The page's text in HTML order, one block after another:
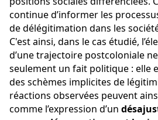
continue d’informer les
de délégitimation dans les
C'est ainsi, dans le cas étudié,
d’une trajectoire postcoloniale
seulement un fait politique : elle
des schèmes implicites de
réactions observées peuvent
comme l’expression d’un